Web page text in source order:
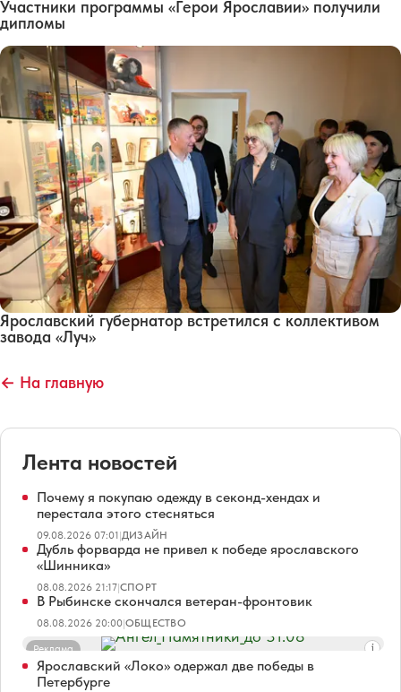
Участники программы «Герои Ярославии» получили
дипломы
Ярославский губернатор встретился с коллективом
завода «Луч»
← На главную
Лента новостей
Почему я покупаю одежду в секонд-хендах и
перестала этого стесняться
09.08.2026 07:01|ДИЗАЙН
Дубль форварда не привел к победе ярославского
«Шинника»
08.08.2026 21:17|СПОРТ
В Рыбинске скончался ветеран-фронтовик
08.08.2026 20:00|ОБЩЕСТВО
Реклама
Ярославский «Локо» одержал две победы в
Петербурге